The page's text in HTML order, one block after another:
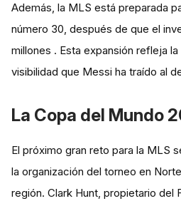
Además, la MLS está preparada
número 30, después de que el
millones . Esta expansión refleja
visibilidad que Messi ha traído al
La Copa del Mundo
El próximo gran reto para la MLS
la organización del torneo en
región. Clark Hunt, propietario del